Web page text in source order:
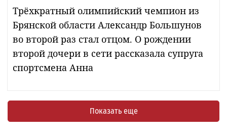
Трёхкратный олимпийский чемпион из
Брянской области Александр Большунов
во второй раз стал отцом. О рождении
второй дочери в сети рассказала супруга
спортсмена Анна
Показать еще